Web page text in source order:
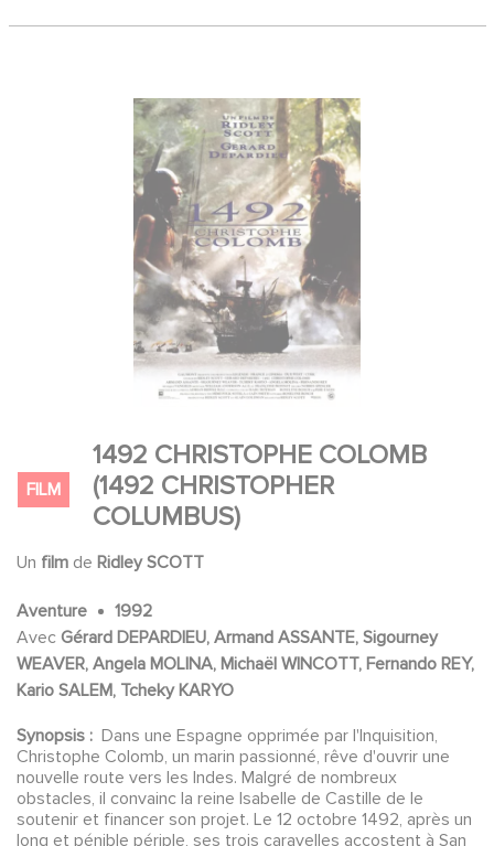
FILM
1492 CHRISTOPHE COLOMB
(1492 CHRISTOPHER
COLUMBUS)
Un film de Ridley SCOTT
Aventure
1992
Avec Gérard DEPARDIEU, Armand ASSANTE, Sigourney
WEAVER, Angela MOLINA, Michaël WINCOTT, Fernando REY,
Kario SALEM, Tcheky KARYO
Synopsis : Dans une Espagne opprimée par l'Inquisition,
Christophe Colomb, un marin passionné, rêve d'ouvrir une
nouvelle route vers les Indes. Malgré de nombreux
obstacles, il convainc la reine Isabelle de Castille de le
soutenir et financer son projet. Le 12 octobre 1492, après un
long et pénible périple, ses trois caravelles accostent à San